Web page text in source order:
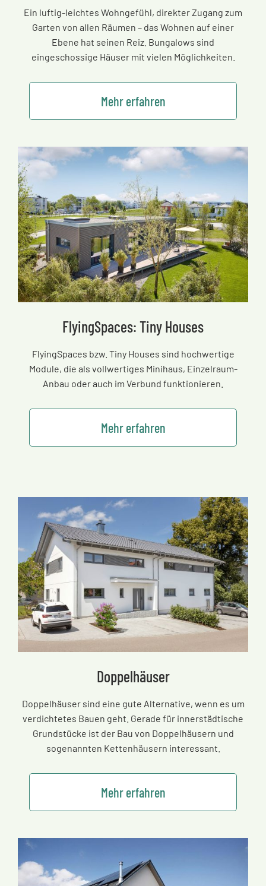
Ein luftig-leichtes Wohngefühl, direkter Zugang zum
Garten von allen Räumen – das Wohnen auf einer
Ebene hat seinen Reiz. Bungalows sind
eingeschossige Häuser mit vielen Möglichkeiten.
Mehr erfahren
FlyingSpaces: Tiny Houses
FlyingSpaces bzw. Tiny Houses sind hochwertige
Module, die als vollwertiges Minihaus, Einzelraum-
Anbau oder auch im Verbund funktionieren.
Mehr erfahren
Doppelhäuser
Doppelhäuser sind eine gute Alternative, wenn es um
verdichtetes Bauen geht. Gerade für innerstädtische
Grundstücke ist der Bau von Doppelhäusern und
sogenannten Kettenhäusern interessant.
Mehr erfahren